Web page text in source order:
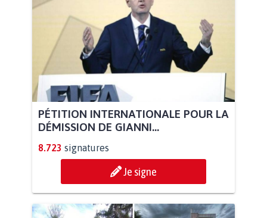
PÉTITION INTERNATIONALE POUR LA
DÉMISSION DE GIANNI...
8.723 signatures
Je signe